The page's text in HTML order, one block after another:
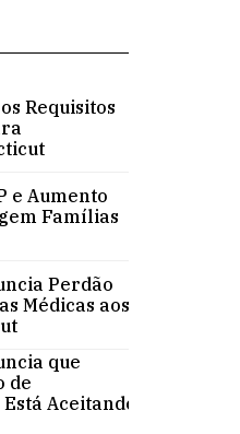
Requisitos
e Aumento
Famílias
Perdão
Médicas aos
que
de
Aceitando